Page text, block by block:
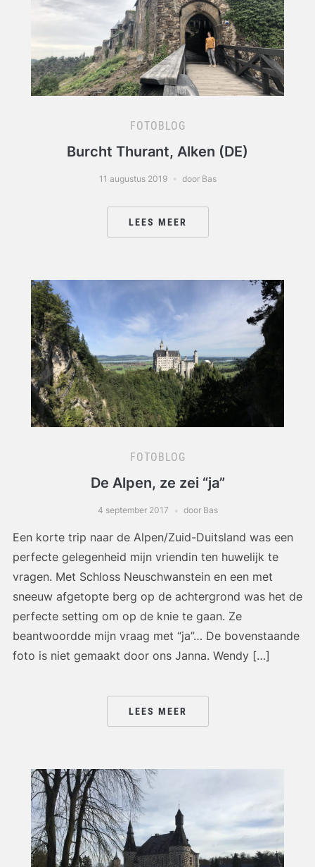
FOTOBLOG
Burcht Thurant, Alken (DE)
11 augustus 2019 door Bas
LEES MEER
FOTOBLOG
De Alpen, ze zei “ja”
4 september 2017 door Bas
Een korte trip naar de Alpen/Zuid-Duitsland was een
perfecte gelegenheid mijn vriendin ten huwelijk te
vragen. Met Schloss Neuschwanstein en een met
sneeuw afgetopte berg op de achtergrond was het de
perfecte setting om op de knie te gaan. Ze
beantwoordde mijn vraag met “ja”… De bovenstaande
foto is niet gemaakt door ons Janna. Wendy […]
LEES MEER